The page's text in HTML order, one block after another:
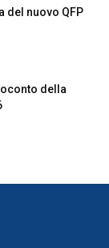
del nuovo QFP
della